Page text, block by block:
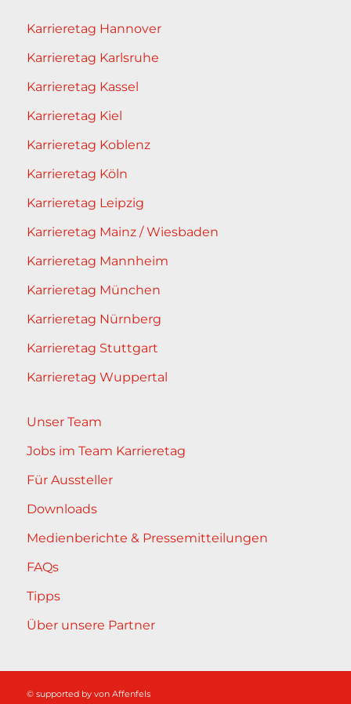
Karrieretag Hannover
Karrieretag Karlsruhe
Karrieretag Kassel
Karrieretag Kiel
Karrieretag Koblenz
Karrieretag Köln
Karrieretag Leipzig
Karrieretag Mainz / Wiesbaden
Karrieretag Mannheim
Karrieretag München
Karrieretag Nürnberg
Karrieretag Stuttgart
Karrieretag Wuppertal
Unser Team
Jobs im Team Karrieretag
Für Aussteller
Downloads
Medienberichte & Pressemitteilungen
FAQs
Tipps
Über unsere Partner
© supported by von Affenfels